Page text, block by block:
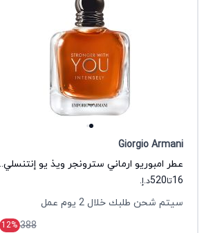
Giorgio Armani
عطر امبوريو ارماني
16تا520د.إ.
سيتم شحن طلبك خلال 2 يوم عمل
388
12%